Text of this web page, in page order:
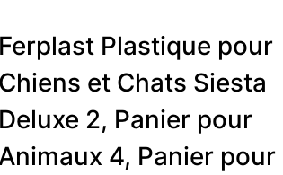
Ferplast Plastique pour
Chiens et Chats Siesta
Deluxe 2, Panier pour
4, Panier pour